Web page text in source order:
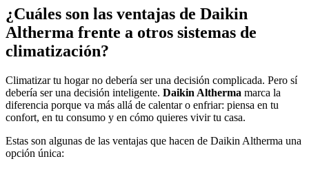
¿Cuáles son las ventajas de Daikin
Altherma frente a otros sistemas de
climatización?
Climatizar tu hogar no debería ser una decisión complicada. Pero sí
debería ser una decisión inteligente. Daikin Altherma marca la
diferencia porque va más allá de calentar o enfriar: piensa en tu
confort, en tu consumo y en cómo quieres vivir tu casa.
Estas son algunas de las ventajas que hacen de Daikin Altherma una
opción única: